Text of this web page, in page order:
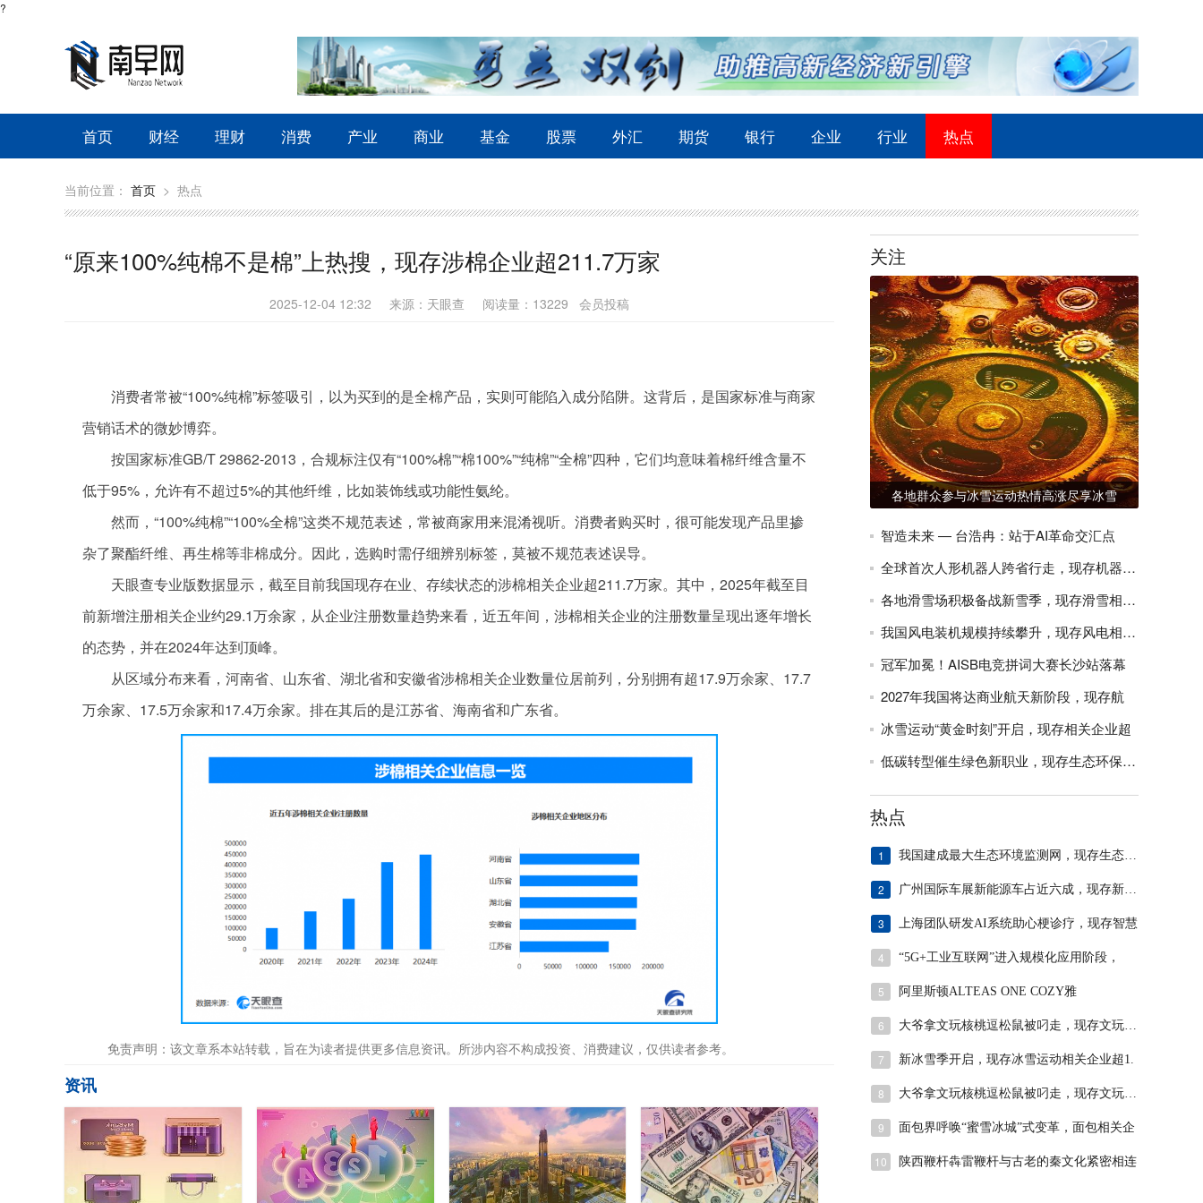
?
首页 财经 理财 消费 产业 商业 基金 股票 外汇 期货 银行 企业 行业 热点
当前位置： 首页 > 热点
“原来100%纯棉不是棉”上热搜，现存涉棉企业超211.7万家
2025-12-04 12:32 来源：天眼查 阅读量：13229 会员投稿
消费者常被“100%纯棉”标签吸引，以为买到的是全棉产品，实则可能陷入成分陷阱。这背后，是国家标准与商家
营销话术的微妙博弈。
按国家标准GB/T 29862-2013，合规标注仅有“100%棉”“棉100%”“纯棉”“全棉”四种，它们均意味着棉纤维含量不
低于95%，允许有不超过5%的其他纤维，比如装饰线或功能性氨纶。
然而，“100%纯棉”“100%全棉”这类不规范表述，常被商家用来混淆视听。消费者购买时，很可能发现产品里掺
杂了聚酯纤维、再生棉等非棉成分。因此，选购时需仔细辨别标签，莫被不规范表述误导。
天眼查专业版数据显示，截至目前我国现存在业、存续状态的涉棉相关企业超211.7万家。其中，2025年截至目
前新增注册相关企业约29.1万余家，从企业注册数量趋势来看，近五年间，涉棉相关企业的注册数量呈现出逐年增长
的态势，并在2024年达到顶峰。
从区域分布来看，河南省、山东省、湖北省和安徽省涉棉相关企业数量位居前列，分别拥有超17.9万余家、17.7
万余家、17.5万余家和17.4万余家。排在其后的是江苏省、海南省和广东省。
免责声明：该文章系本站转载，旨在为读者提供更多信息资讯。所涉内容不构成投资、消费建议，仅供读者参考。
资讯
关注
各地群众参与冰雪运动热情高涨尽享冰雪
智造未来 — 台浩冉：站于AI革命交汇点
全球首次人形机器人跨省行走，现存机器人相
各地滑雪场积极备战新雪季，现存滑雪相关企
我国风电装机规模持续攀升，现存风电相关企
冠军加冕！AISB电竞拼词大赛长沙站落幕
2027年我国将达商业航天新阶段，现存航
冰雪运动“黄金时刻”开启，现存相关企业超
低碳转型催生绿色新职业，现存生态环保相关
热点
1
2
3 上海团队研发AI系统助心梗诊疗，现存智慧
4 “5G+工业互联网”进入规模化应用阶段，
5 阿里斯顿ALTEAS ONE COZY雅
6
7 新冰雪季开启，现存冰雪运动相关企业超1.
8
9 面包界呼唤“蜜雪冰城”式变革，面包相关企
10 陕西鞭杆犇雷鞭杆与古老的秦文化紧密相连